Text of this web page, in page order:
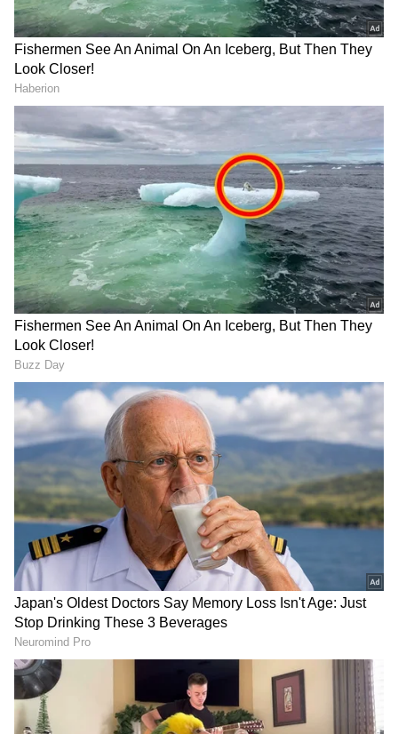
2
8
Image Credit : Asianet News
ಮುಂಗಾರು ಪಯಣದ ಅಪ್‌ಡೇಟ್:
ನೈರುತ್ಯ ಮುಂಗಾರು ವೇಗವಾಗಿ ಮುನ್ನುಗ್ಗುತ್ತಿದೆ. ಈಗಾಗಲೇ
ಅಂಡಮಾನ್ ಸಮುದ್ರದ ಬಹುತೇಕ ಭಾಗಗಳನ್ನು
ಆವರಿಸಿರುವ ಮುಂಗಾರು, ಮುಂದಿನ 3-4 ದಿನಗಳಲ್ಲಿ ಅರಬ್ಬಿ
ಸಮುದ್ರದ ಮತ್ತಷ್ಟು ಭಾಗಗಳಿಗೆ ಪ್ರವೇಶಿಸಲಿದೆ. ಪ್ರಸ್ತುತ
ಬಂಗಾಳ ಕೊಲ್ಲಿಯ ಆಗ್ನೇಯ ಮತ್ತು ಮಧ್ಯಭಾಗದಲ್ಲಿ
ವಾಯುಭಾರ ಕುಸಿತದ ಸುಳಿವು ಕಂಡುಬಂದಿದ್ದು, ಇದು
ಮಳೆಯ ತೀವ್ರತೆಯನ್ನು ಹೆಚ್ಚಿಸಲಿದೆ.